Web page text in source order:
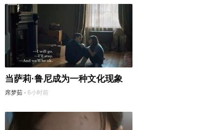
当萨莉·鲁尼成为一种文化现象
席梦茹 · 6小时前